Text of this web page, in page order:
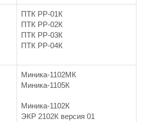
ПТК PP-01К
ПТК РР-02К
ПТК РР-03К
ПТК РР-04К
Миника-1102МК
Миника-1105К
Миника-1102К
ЭКР 2102К версия 01